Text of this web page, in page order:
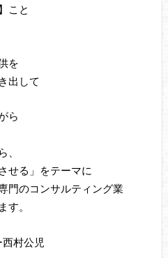
こと
を
出して
ら
、
せる」をテーマに
門のコンサルティング業
す。
村公児